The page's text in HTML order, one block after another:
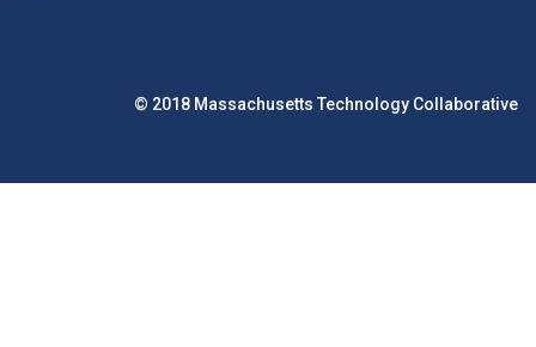
© 2018 Massachusetts Technology Collaborative